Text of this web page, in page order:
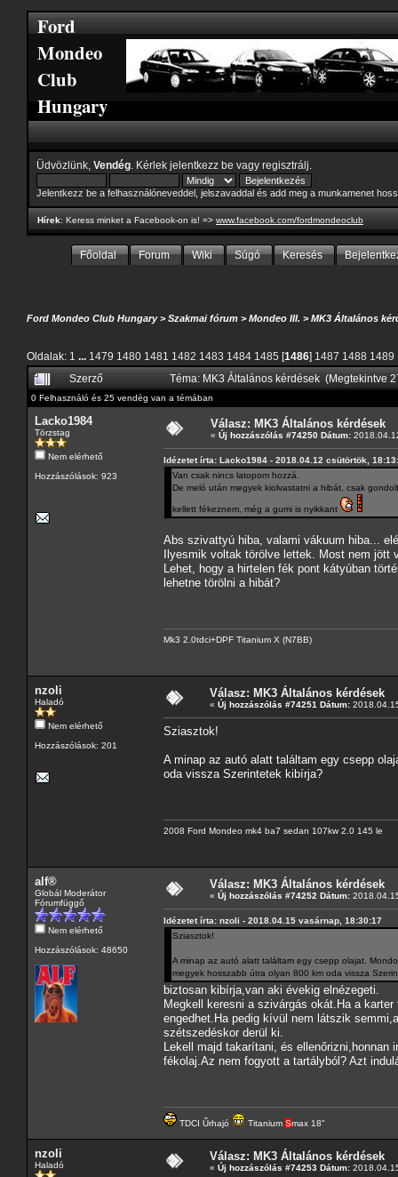
Ford
Mondeo
Club
Hungary
Üdvözlünk, Vendég . Kérlek jelentkezz be vagy regisztrálj
Jelentkezz be a felhasználóneveddel, jelszavaddal és add meg a munkamenet
Hírek: Keress minket a Facebook-on is! => www.facebook.com/fordmondeoclub
Főoldal Forum Wiki Súgó Keresés
Ford Mondeo Club Hungary>Szakmai fórum >Mondeo III. >MK3 Általános
Oldalak: 1 ... 1479 1480 1481 1482 1483 1484 1485 [1486] 1487 1488 1489
Szerző
Téma: MK3 Általános kérdések (Megtekintve
0 Felhasználó és 25 vendég van a témában
Lacko1984
Törzstag
Nem elérhető
Hozzászólások: 923
Válasz: MK3 Általános kérdések
« Új hozzászólás #74250 Dátum:
Idézetet írta: Lacko1984 - 2018.04.12 csütörtök,
Van csak nincs latopom hozzá.
De meló után megyek kiolvastatni a hibát, csak
kellett fékeznem, még a gumi is nyikkant
Abs szivattyú hiba, valami vákuum hiba...
Ilyesmik voltak törölve lettek. Most nem
Lehet, hogy a hirtelen fék pont kátyúban
lehetne törölni a hibát?
Mk3 2.0tdci+DPF Titanium X (N7BB)
nzoli
Haladó
Nem elérhető
Hozzászólások: 201
Válasz: MK3 Általános kérdések
« Új hozzászólás #74251 Dátum:
Sziasztok!
A minap az autó alatt találtam egy csepp
oda vissza Szerintetek kibírja?
2008 Ford Mondeo mk4 ba7 sedan 107kw 2.0 145 le
alf®
Globál Moderátor
Fórumfüggő
Nem elérhető
Hozzászólások: 48650
Válasz: MK3 Általános kérdések
« Új hozzászólás #74252 Dátum:
Idézetet írta: nzoli - 2018.04.15 vasárnap, 18:30:17
Sziasztok!
A minap az autó alatt találtam egy csepp olajat.
megyek hosszabb útra olyan 800 km oda vissza
biztosan kibírja,van aki évekig elnézegeti.
Megkell keresni a szivárgás okát.Ha a
engedhet.Ha pedig kívül nem látszik
szétszedéskor derül ki.
Lekell majd takarítani, és
fékolaj.Az nem fogyott a tartályból? Azt
TDCI Űrhajó Titanium Smax 18"
nzoli
Haladó
Válasz: MK3 Általános kérdések
« Új hozzászólás #74253 Dátum: